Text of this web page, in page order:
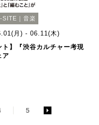
SITE｜音楽
月) - 06.11(木)
ト】『渋谷カルチャー考現
ア
5